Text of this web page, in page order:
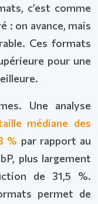
c’est comme
: on avance, mais
Ces formats
pour une
Une analyse
médiane des
% par rapport au
plus largement
de 31,5 %.
permet de